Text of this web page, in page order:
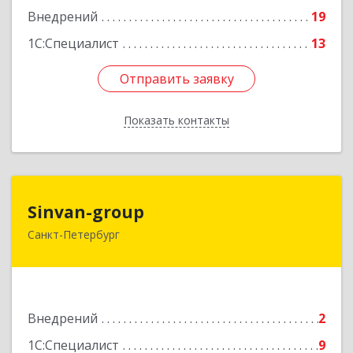
Внедрений
19
1С:Специалист
13
Отправить заявку
Показать контакты
Отправить заявку
Назад
Sinvan-group
Санкт-Петербург
Внедрений
2
1С:Специалист
9
197374, Санкт-Петербург г, Беговая ул, дом № 3,